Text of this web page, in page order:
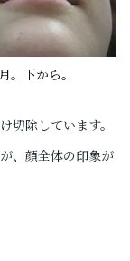
。下から。
切除しています。
、顔全体の印象が